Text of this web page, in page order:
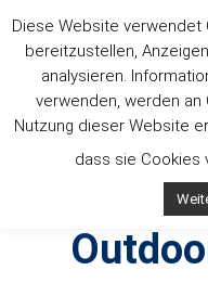
Inhalt
springen
Diese Website verwendet
bereitzustellen,
analysieren.
verwenden, werden
Nutzung dieser Website
dass sie Cookies